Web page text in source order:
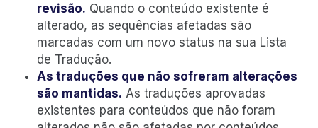
revisão. Quando o conteúdo existente é
alterado, as sequências afetadas são
marcadas com um novo status na sua Lista
de Tradução.
As traduções que não sofreram alterações
são mantidas. As traduções aprovadas
existentes para conteúdos que não foram